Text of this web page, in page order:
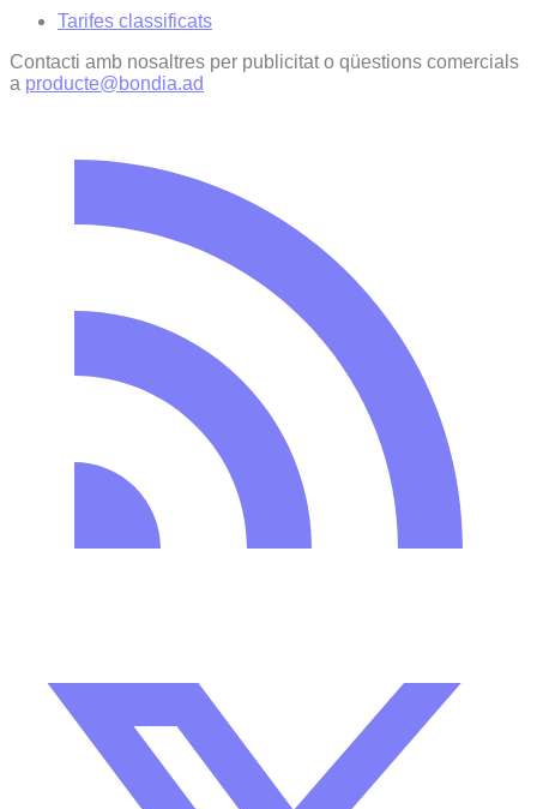
Tarifes classificats
Contacti amb nosaltres per publicitat o qüestions comercials
a producte@bondia.ad